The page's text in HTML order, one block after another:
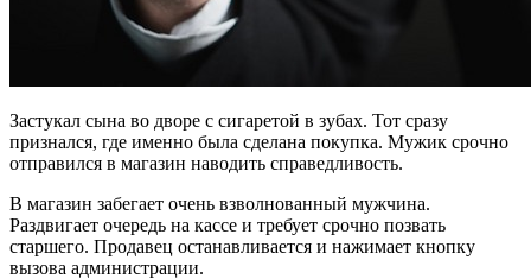
Застукал сына во дворе с сигаретой в зубах. Тот сразу
признался, где именно была сделана покупка. Мужик срочно
отправился в магазин наводить справедливость.
В магазин забегает очень взволнованный мужчина.
Раздвигает очередь на кассе и требует срочно позвать
старшего. Продавец останавливается и нажимает кнопку
вызова администрации.